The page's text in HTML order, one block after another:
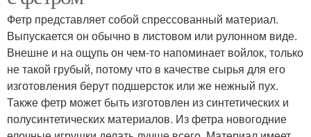
Фетр представляет собой спрессованный материал.
Выпускается он обычно в листовом или рулонном виде.
Внешне и на ощупь он чем-то напоминает войлок, только
не такой грубый, потому что в качестве сырья для его
изготовления берут подшерсток или же нежный пух.
Также фетр может быть изготовлен из синтетических и
полусинтетических материалов. Из фетра новогодние